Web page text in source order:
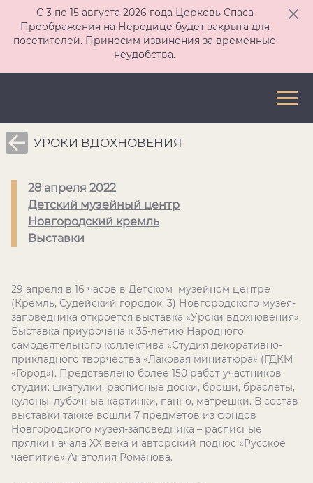
С 3 по 15 августа 2026 года Церковь Спаса
Преображения на Нередице будет закрыта для
посетителей. Приносим извинения за временные
неудобства.
УРОКИ ВДОХНОВЕНИЯ
28 апреля 2022
Детский музейный центр
Новгородский кремль
Выставки
29 апреля в 16 часов в Детском музейном центре
(Кремль, Судейский городок, 3) Новгородского музея-
заповедника откроется выставка «Уроки вдохновения».
Выставка приурочена к 35-летию Народного
самодеятельного коллектива «Студия декоративно-
прикладного творчества «Лаковая миниатюра» (ГДКМ
«Город»). Представлено более 150 работ участников
студии: шкатулки, расписные доски, броши, браслеты,
кулоны, лубочные картинки, панно, матрешки. В состав
выставки также вошли 7 предметов из фондов
Новгородского музея-заповедника – расписные
прялки начала XX века и авторский поднос «Русское
чаепитие» Анатолия Романова.